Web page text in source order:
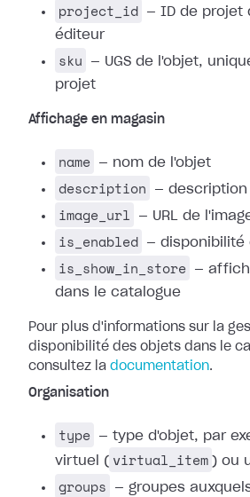
project_id
— ID de projet
éditeur
sku
— UGS de l'objet,
projet
Affichage en magasin
name — nom de l'objet
description — description
image_url — URL de
is_enabled — disponibilité
is_show_in_store
—
dans le catalogue
Pour plus d'informations sur la
disponibilité des objets dans le
consultez la documentation.
Organisation
type
— type d'objet, par
virtuel ( virtual_item ) ou
groups
— groupes